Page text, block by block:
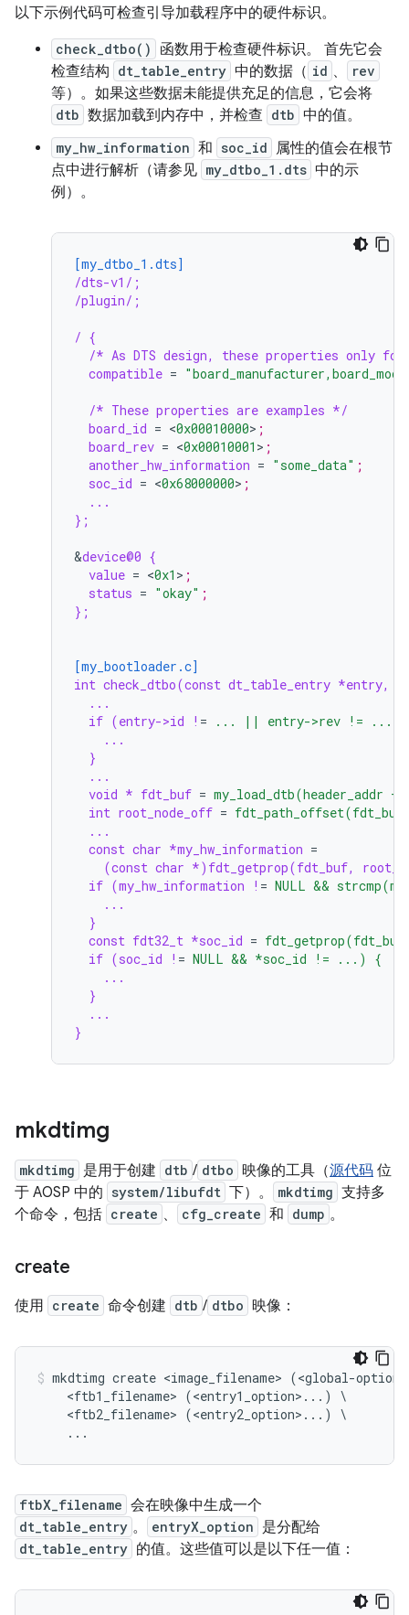
以下示例代码可检查引导加载程序中的硬件标识。
check_dtbo()
函数用于检查硬件标识。 首先它会
检查结构 dt_table_entry 中的数据（ id 、 rev
等）。如果这些数据未能提供充足的信息，它会将
dtb 数据加载到内存中，并检查 dtb 中的值。
my_hw_information 和 soc_id
属性的值会在根节
点中进行解析（请参见 my_dtbo_1.dts 中的示
例）。
[my_dtbo_1.dts]
/dts-v1/;
/plugin/;
/ {
/* As DTS design, these properties only
compatible =
/* These properties are examples */
board_id = <0x00010000> ;
board_rev = <0x00010001 > ;
another_hw_information = "some_data" ;
soc_id = <0x68000000> ;
...
};
&device@0 {
value = <0x1 > ;
status = "okay" ;
};
[my_bootloader.c]
int check_dtbo(const dt_table_entry *entry,
...
if (entry->id ! =
... || entry->rev != ...)
...
}
...
void * fdt_buf =
int root_node_off =
...
const char *my_hw_information =
(const char *)fdt_getprop(fdt_buf,
if (my_hw_information ! = NULL &&
...
}
const fdt32_t *soc_id =
if (soc_id ! = NULL && *soc_id != ...) {
...
}
...
}
mkdtimg
mkdtimg 是用于创建 dtb / dtbo 映像的工具（源代码 位
于 AOSP 中的 system/libufdt 下）。 mkdtimg 支持多
个命令，包括 create 、 cfg_create 和 dump 。
create
使用 create 命令创建 dtb / dtbo 映像：
mkdtimg create <image_filename> (<global-
    <ftb1_filename> (<entry1_option>...) \
    <ftb2_filename> (<entry2_option>...) \
ftbX_filename 会在映像中生成一个
dt_table_entry 。 entryX_option 是分配给
dt_table_entry 的值。这些值可以是以下任一值：